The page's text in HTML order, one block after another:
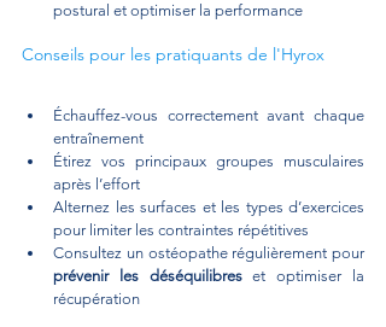
postural et optimiser la performance
Conseils pour les pratiquants de l'Hyrox
Échauffez-vous correctement avant chaque
entraînement
Étirez vos principaux groupes musculaires
après l’effort
Alternez les surfaces et les types d’exercices
pour limiter les contraintes répétitives
prévenir les déséquilibres et optimiser la
récupération